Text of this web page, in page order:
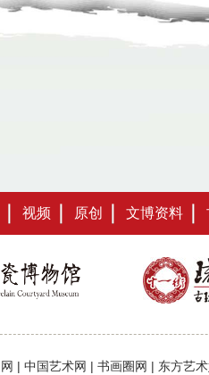
视频 原创 文博资料
| 中国艺术网 | 书画圈网 | 东方艺